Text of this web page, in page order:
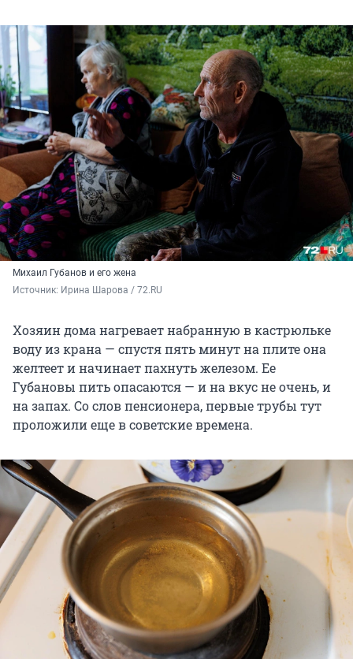
Михаил Губанов и его жена
Источник: Ирина Шарова / 72.RU
Хозяин дома нагревает набранную в кастрюльке
воду из крана — спустя пять минут на плите она
желтеет и начинает пахнуть железом. Ее
Губановы пить опасаются — и на вкус не очень, и
на запах. Со слов пенсионера, первые трубы тут
проложили еще в советские времена.